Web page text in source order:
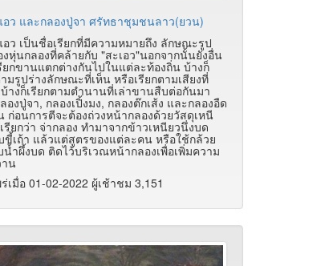
อว และกลองปู่จา ศรัทธาชุมชนลาว(ยวน)
อว เป็นชื่อเรียกที่มีความหมายถึง ลักษณะรูป
งหุ่นกลองที่คล้ายกับ "สะเอว"นอกจากนั้นยังอื่น
ยกขานแตกต่างกันไปในแต่ละท้องถิ่น บ้างก็
ามรูปร่างลักษณะที่เห็น หรือเรียกตามเสียงที่
างก็เรียกตามตำนานที่เล่าขานสืบต่อกันมา
องปู่จา, กลองเปิ้งมง, กลองต๊กเส้ง และกลองอืด
ก่อนการตีจะต้องถ่วงหน้ากลองด้วยวัสดุเหนี
รียกว่า จ่ากลอง ทำมาจากข้าวเหนียวนึ่งบด
ขี้เถ้า แล้วแต่สูตรของแต่ละคน หรือใช้กล้วย
น้ำผึ้งบด ติดไว้บริเวณหน้ากลองเพื่อเพิ่มความ
าน
เมื่อ 01-02-2022 ผู้เช้าชม 3,151